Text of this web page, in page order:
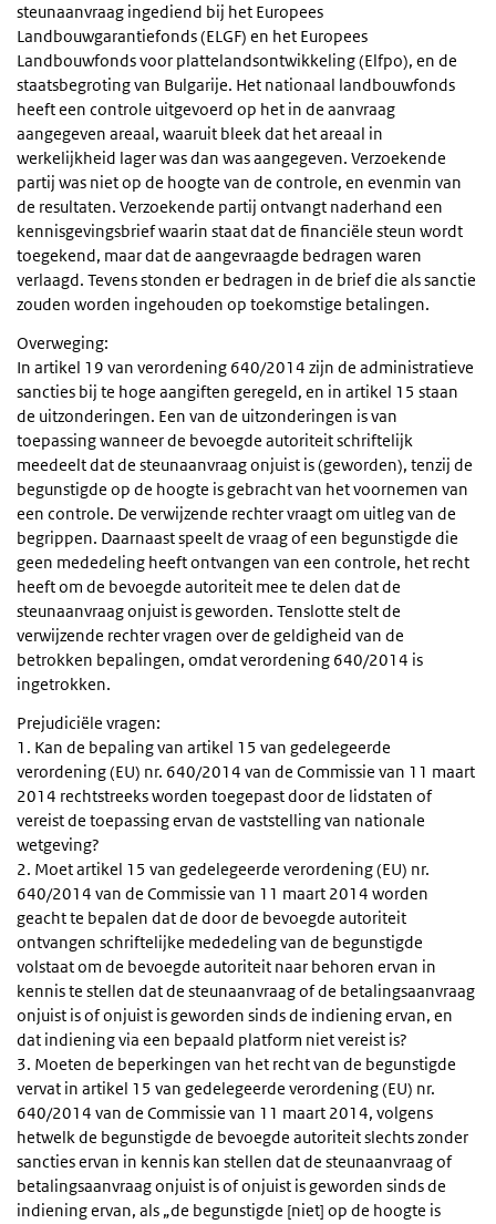
steunaanvraag ingediend bij het Europees
Landbouwgarantiefonds (ELGF) en het Europees
Landbouwfonds voor plattelandsontwikkeling (Elfpo), en de
staatsbegroting van Bulgarije. Het nationaal landbouwfonds
heeft een controle uitgevoerd op het in de aanvraag
aangegeven areaal, waaruit bleek dat het areaal in
werkelijkheid lager was dan was aangegeven. Verzoekende
partij was niet op de hoogte van de controle, en evenmin van
de resultaten. Verzoekende partij ontvangt naderhand een
kennisgevingsbrief waarin staat dat de financiële steun wordt
toegekend, maar dat de aangevraagde bedragen waren
verlaagd. Tevens stonden er bedragen in de brief die als sanctie
zouden worden ingehouden op toekomstige betalingen.
Overweging:
In artikel 19 van verordening 640/2014 zijn de administratieve
sancties bij te hoge aangiften geregeld, en in artikel 15 staan
de uitzonderingen. Een van de uitzonderingen is van
toepassing wanneer de bevoegde autoriteit schriftelijk
meedeelt dat de steunaanvraag onjuist is (geworden), tenzij de
begunstigde op de hoogte is gebracht van het voornemen van
een controle. De verwijzende rechter vraagt om uitleg van de
begrippen. Daarnaast speelt de vraag of een begunstigde die
geen mededeling heeft ontvangen van een controle, het recht
heeft om de bevoegde autoriteit mee te delen dat de
steunaanvraag onjuist is geworden. Tenslotte stelt de
verwijzende rechter vragen over de geldigheid van de
betrokken bepalingen, omdat verordening 640/2014 is
ingetrokken.
Prejudiciële vragen:
1. Kan de bepaling van artikel 15 van gedelegeerde
verordening (EU) nr. 640/2014 van de Commissie van 11 maart
2014 rechtstreeks worden toegepast door de lidstaten of
vereist de toepassing ervan de vaststelling van nationale
wetgeving?
2. Moet artikel 15 van gedelegeerde verordening (EU) nr.
640/2014 van de Commissie van 11 maart 2014 worden
geacht te bepalen dat de door de bevoegde autoriteit
ontvangen schriftelijke mededeling van de begunstigde
volstaat om de bevoegde autoriteit naar behoren ervan in
kennis te stellen dat de steunaanvraag of de betalingsaanvraag
onjuist is of onjuist is geworden sinds de indiening ervan, en
dat indiening via een bepaald platform niet vereist is?
3. Moeten de beperkingen van het recht van de begunstigde
vervat in artikel 15 van gedelegeerde verordening (EU) nr.
640/2014 van de Commissie van 11 maart 2014, volgens
hetwelk de begunstigde de bevoegde autoriteit slechts zonder
sancties ervan in kennis kan stellen dat de steunaanvraag of
betalingsaanvraag onjuist is of onjuist is geworden sinds de
indiening ervan, als „de begunstigde [niet] op de hoogte is